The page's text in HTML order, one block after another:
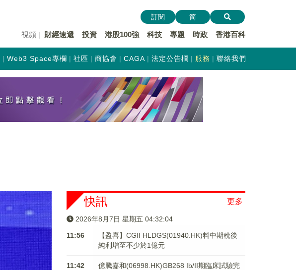
視頻 財經速遞 投資 港股100強 科技 專題 時政 香港百科
訂閱 简
Web3 Space專欄 社區 商協會 CAGA 法定公告欄 服務 聯絡我們
更多
快訊
2026年8月7日 星期五 04:32:04
11:56
【盈喜】CGII HLDGS(01940.HK)料中期稅後
純利增至不少於1億元
11:42
億騰嘉和(06998.HK)GB268 Ib/II期臨床試驗完